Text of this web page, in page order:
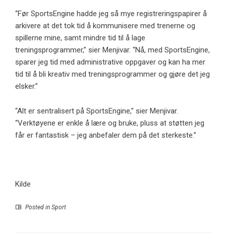
“Før SportsEngine hadde jeg så mye registreringspapirer å
arkivere at det tok tid å kommunisere med trenerne og
spillerne mine, samt mindre tid til å lage
treningsprogrammer,” sier Menjivar. “Nå, med SportsEngine,
sparer jeg tid med administrative oppgaver og kan ha mer
tid til å bli kreativ med treningsprogrammer og gjøre det jeg
elsker.”
“Alt er sentralisert på SportsEngine,” sier Menjivar.
“Verktøyene er enkle å lære og bruke, pluss at støtten jeg
får er fantastisk – jeg anbefaler dem på det sterkeste.”
Kilde
Posted in Sport